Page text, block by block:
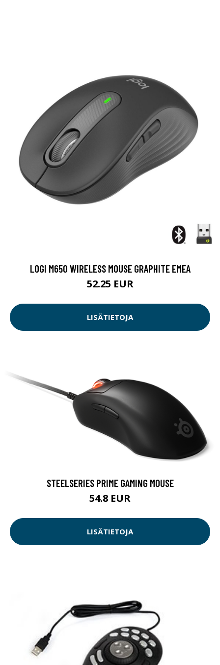
LOGI M650 WIRELESS MOUSE GRAPHITE EMEA
52.25 EUR
LISÄTIETOJA
STEELSERIES PRIME GAMING MOUSE
54.8 EUR
LISÄTIETOJA